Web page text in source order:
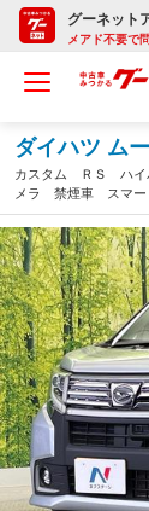
グーネット
メアド不要で
ダイハツ ム
カスタム ＲＳ ハイ
メラ 禁煙車 スマー
キー ＬＥＤヘッド
エアコン オートライ